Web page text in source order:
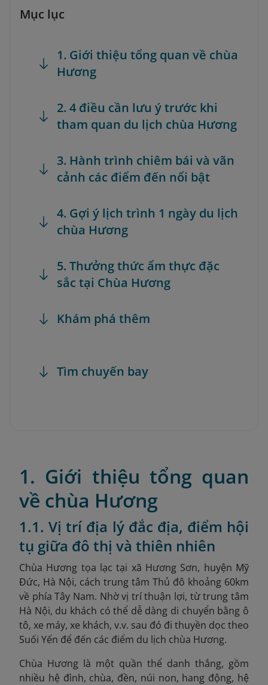
Mục lục
1. Giới thiệu tổng quan về chùa
Hương
2. 4 điều cần lưu ý trước khi
tham quan du lịch chùa Hương
3. Hành trình chiêm bái và vãn
cảnh các điểm đến nổi bật
4. Gợi ý lịch trình 1 ngày du lịch
chùa Hương
5. Thưởng thức ẩm thực đặc
sắc tại Chùa Hương
Khám phá thêm
Tìm chuyến bay
1. Giới thiệu tổng quan
về chùa Hương
1.1. Vị trí địa lý đắc địa, điểm hội
tụ giữa đô thị và thiên nhiên
Chùa Hương tọa lạc tại xã Hương Sơn, huyện Mỹ
Đức, Hà Nội, cách trung tâm Thủ đô khoảng 60km
về phía Tây Nam. Nhờ vị trí thuận lợi, từ trung tâm
Hà Nội, du khách có thể dễ dàng di chuyển bằng ô
tô, xe máy, xe khách, v.v. sau đó đi thuyền dọc theo
Suối Yến để đến các điểm du lịch chùa Hương.
Chùa Hương là một quần thể danh thắng, gồm
nhiều hệ đình, chùa, đền, núi non, hang động, hệ